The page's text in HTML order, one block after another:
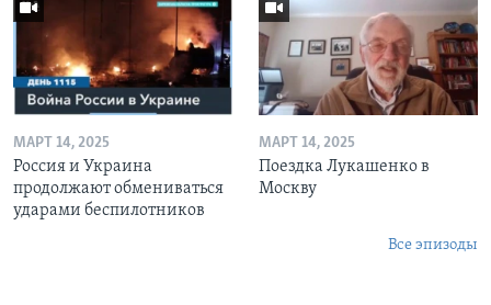
МАРТ 14, 2025
Россия и Украина
продолжают обмениваться
ударами беспилотников
МАРТ 14, 2025
Поездка Лукашенко в
Москву
Все эпизоды